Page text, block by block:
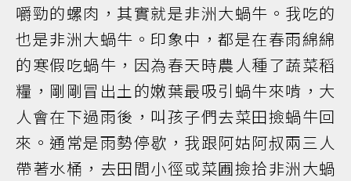
嚼勁的螺肉，其實就是非洲大蝸牛。我吃的
也是非洲大蝸牛。印象中，都是在春雨綿綿
的寒假吃蝸牛，因為春天時農人種了蔬菜稻
糧，剛剛冒出土的嫩葉最吸引蝸牛來啃，大
人會在下過雨後，叫孩子們去菜田撿蝸牛回
來。通常是雨勢停歇，我跟阿姑阿叔兩三人
帶著水桶，去田間小徑或菜圃撿拾非洲大蝸